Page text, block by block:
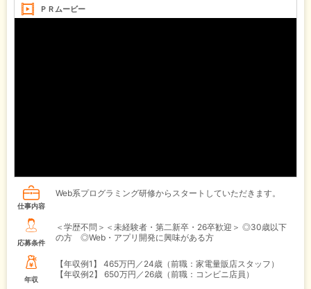
ＰＲムービー
仕事内容
Web系プログラミング研修からスタートしていただきます。
応募条件
＜学歴不問＞＜未経験者・第二新卒・26卒歓迎＞ ◎30歳以下
の方 ◎Web・アプリ開発に興味がある方
年収
【年収例1】
465万円／24歳（前職：家電量販店スタッフ）
【年収例2】
650万円／26歳（前職：コンビニ店員）